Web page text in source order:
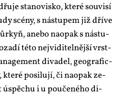
sta­no­vis­ko, kte­ré sou­vi­sí
scé­ny, s ná­stu­pem již dří­ve
ane­bo na­o­pak s ná­stu­
té­to nej­vi­di­tel­něj­ší vrst­
di­va­del, ge­o­gra­fic­
kte­ré po­si­lu­jí, či na­o­pak ze­
i u po­u­če­né­ho di­